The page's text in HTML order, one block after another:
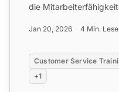
die
Jan 20, 2026 4 Min.
Customer Service
+1